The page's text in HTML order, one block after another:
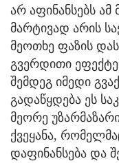
არ აფინანსებს ამ
მარტივად არის
მეოთხე ფაზის
გვერდითი
შემდეგ იმედი
გადაწყდება ეს
მეორე
ქვეყანა,
დაფინანსება და